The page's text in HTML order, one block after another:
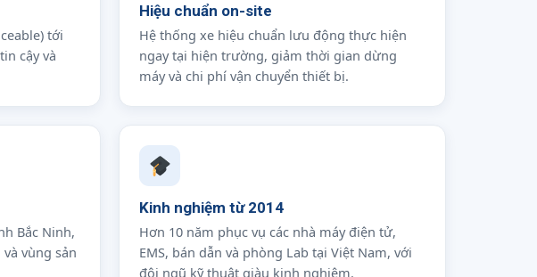
tới
cậy và
Hiệu chuẩn on-site
Hệ thống xe hiệu chuẩn lưu động thực hiện
ngay tại hiện trường, giảm thời gian dừng
máy và chi phí vận chuyển thiết bị.
Bắc Ninh,
vùng sản
Kinh nghiệm từ 2014
Hơn 10 năm phục vụ các nhà máy điện tử,
EMS, bán dẫn và phòng Lab tại Việt Nam, với
đội ngũ kỹ thuật giàu kinh nghiệm.